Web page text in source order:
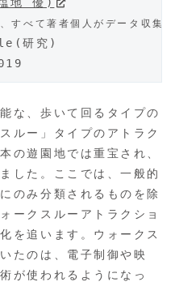
すべて著者個人がデータ収集
研究)
な、歩いて回るタイプの
ルー」タイプのアトラク
の遊園地では重宝され、
した。ここでは、一般的
のみ分類されるものを除
ークスルーアトラクショ
を追います。ウォークス
たのは、電子制御や映
が使われるようになっ